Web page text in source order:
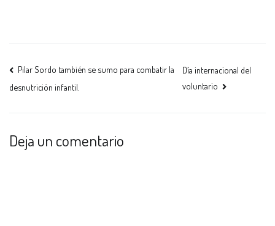
Pilar Sordo también se sumo para combatir la
desnutrición infantil.
Día internacional del
voluntario
Deja un comentario